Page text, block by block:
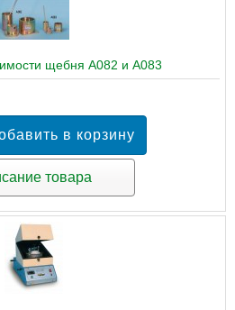
щебня A082 и A083
товара